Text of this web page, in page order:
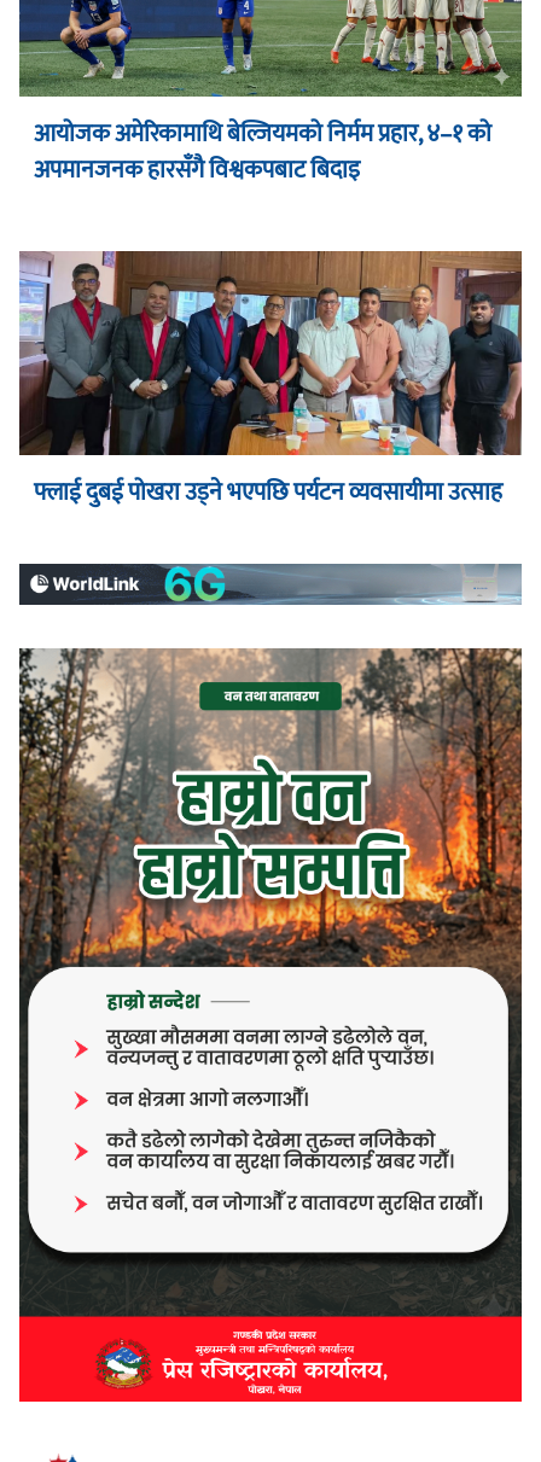
आयोजक अमेरिकामाथि बेल्जियमको निर्मम प्रहार, ४–१ को
अपमानजनक हारसँगै विश्वकपबाट बिदाइ
फ्लाई दुबई पोखरा उड्ने भएपछि पर्यटन व्यवसायीमा उत्साह